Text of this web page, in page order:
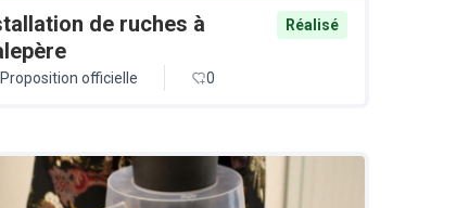
de ruches à
Réalisé
Proposition officielle 0